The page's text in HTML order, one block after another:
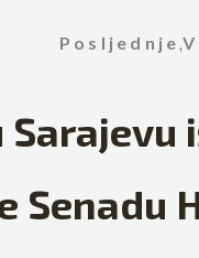
Posljednje,
Senadu